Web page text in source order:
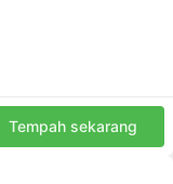
Tempah sekarang